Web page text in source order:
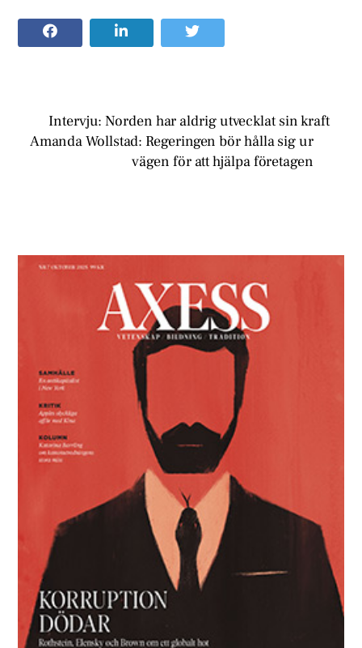
Intervju: Norden har aldrig utvecklat sin kraft
Amanda Wollstad: Regeringen bör hålla sig ur
vägen för att hjälpa företagen